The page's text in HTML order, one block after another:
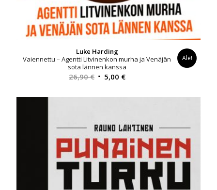
Luke Harding
Vaiennettu – Agentti Litvinenkon murha ja Venäjän
sota lännen kanssa
26,90€ Alkuperäinen
oli:
5,00 €Nykyinen
on:
Ale!